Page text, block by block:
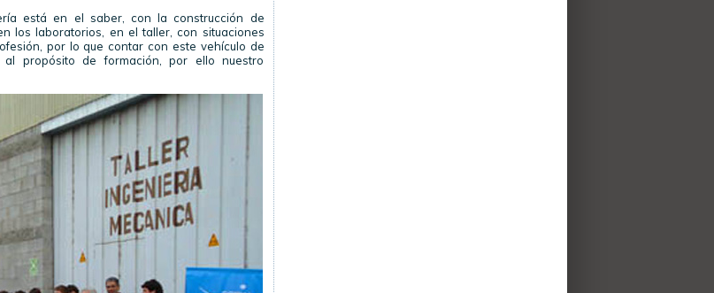
está en el saber, con la construcción de
los laboratorios, en el taller, con situaciones
por lo que contar con este vehículo de
propósito de formación, por ello nuestro